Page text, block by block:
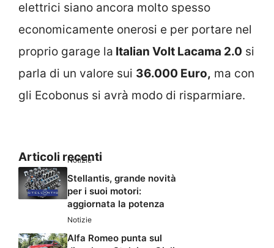
elettrici siano ancora molto spesso
economicamente onerosi e per portare nel
proprio garage la Italian Volt Lacama 2.0 si
parla di un valore sui 36.000 Euro, ma con
gli Ecobonus si avrà modo di risparmiare.
Articoli recenti
Notizie
Stellantis, grande novità
per i suoi motori:
aggiornata la potenza
Notizie
Alfa Romeo punta sul